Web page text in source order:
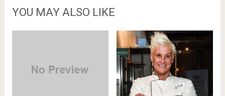
YOU MAY ALSO LIKE